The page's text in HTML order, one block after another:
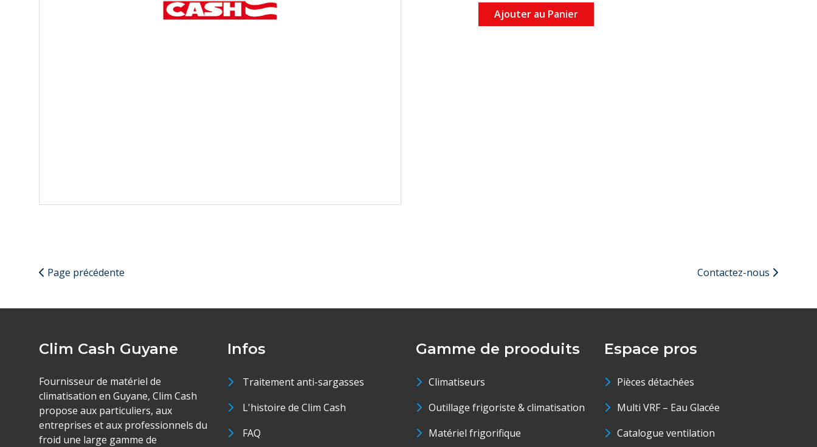
Ajouter au Panier
Page précédente Contactez-nous
Clim Cash Guyane
Fournisseur de matériel de
climatisation en Guyane, Clim Cash
propose aux particuliers, aux
entreprises et aux professionnels du
froid une large gamme de
Infos
Traitement anti-sargasses
L'histoire de Clim Cash
FAQ
Gamme de prooduits
Climatiseurs
Outillage frigoriste & climatisation
Matériel frigorifique
Espace pros
Pièces détachées
Multi VRF – Eau Glacée
Catalogue ventilation